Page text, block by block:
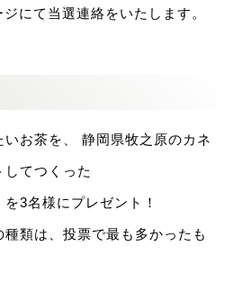
にて当選連絡をいたします。
お茶を、 静岡県牧之原のカネ
てつくった
を3名様にプレゼント！
類は、投票で最も多かったも